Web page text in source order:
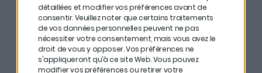
détaillées et modifier vos préférences avant de
consentir.Veuillez noter que certains traitements
de vos données personnelles peuvent ne pas
nécessiter votre consentement, mais vous avez le
droit de vous y opposer. Vos préférences ne
s'appliqueront qu’à ce site Web. Vous pouvez
modifier vos préférences ou retirer votre
# Investir dans un local d’activités peut vous
permettre de combiner plusieurs activités.
# Contrairement à ce que l’on pourrait penser, investir
dans des grandes surfaces de bureaux est toujours